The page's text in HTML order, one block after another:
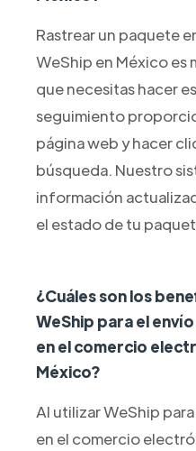
Rastrear un paquete
WeShip en México es
que necesitas hacer
seguimiento
página web y hacer
búsqueda. Nuestro
información
el estado de tu
¿Cuáles son los
WeShip para el
en el comercio
México?
Al utilizar WeShip
en el comercio